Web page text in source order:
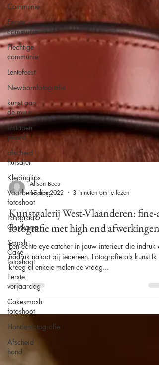
Communie
Eerste
communie
Plechtige
communie
Lentefeest
Newbornfotografie
kunst aan
de muur
inslapen
paard
afscheid
huisdier
Kledingtips
Voorbereiding
fotoshoot
Fotograaf
Oostkamp
Smash
Cake
fotoshoot
Eerste
verjaardag
Cakesmash
fotoshoot
Hondenfotografie
Afscheid
hond
Alison Becu
13 apr 2022
3 minuten om te lezen
Kunstgalerij West-Vlaanderen: fine-
fotografie met high end afwerkingen
Een echte eye-catcher in jouw interieur die indruk
nadruk nalaat bij iedereen. Fotografie als kunst Ik
kreeg al enkele malen de vraag...